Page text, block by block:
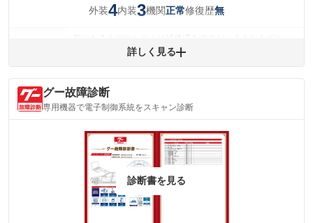
外装4内装3機関正常修復歴無
コミが残っています。
内装
(内装状態)
気になる汚れ等があります。
詳細は鑑定書をご確認ください。
※グー鑑定は保証サービスではございません。購入時は必ず現車をご確認
※実際にお渡しするコンディションチェックシートにつきましては、形式
詳しく見る
グー故障診断
専用機器で電子制御系統をスキャン診断
診断書を見る